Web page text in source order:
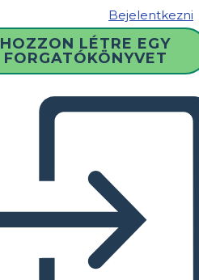
Bejelentkezni
HOZZON LÉTRE EGY
FORGATÓKÖNYVET